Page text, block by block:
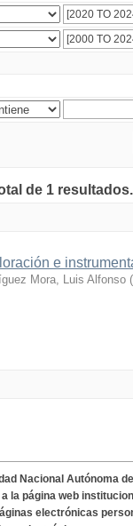
de 1 resultados.
e
Mora, Luis Alfonso (
Nacional Autónoma
la página web
electrónicas